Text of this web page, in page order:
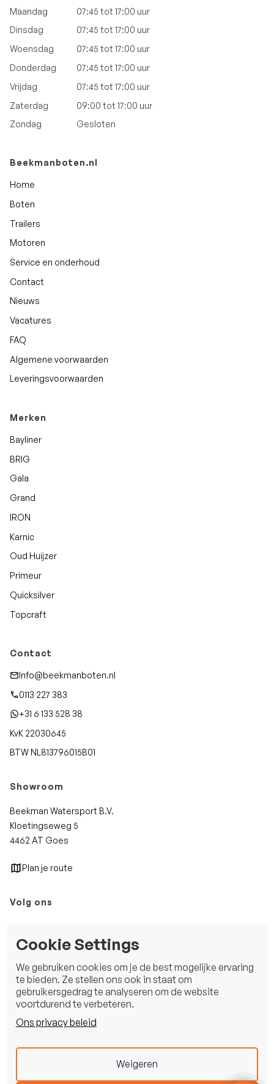
Maandag
07:45 tot 17:00 uur
Dinsdag
07:45 tot 17:00 uur
Woensdag
07:45 tot 17:00 uur
Donderdag
07:45 tot 17:00 uur
Vrijdag
07:45 tot 17:00 uur
Zaterdag
09:00 tot 17:00 uur
Zondag
Gesloten
Beekmanboten.nl
Home
Boten
Trailers
Motoren
Service en onderhoud
Contact
Nieuws
Vacatures
FAQ
Algemene voorwaarden
Leveringsvoorwaarden
Merken
Bayliner
BRIG
Gala
Grand
IRON
Karnic
Oud Huijzer
Primeur
Quicksilver
Topcraft
Contact
Info@beekmanboten.nl
0113 227 383
+31 6 133 528 38
KvK 22030645
BTW NL813796015B01
Showroom
Beekman Watersport B.V.
Kloetingseweg 5
4462 AT Goes
Plan je route
Volg ons
LinkedIn
Disclaimer
Cookie Settings
We gebruiken cookies om je de best mogelijke ervaring
te bieden. Ze stellen ons ook in staat om
gebruikersgedrag te analyseren om de website
voortdurend te verbeteren.
Ons privacy beleid
Weigeren